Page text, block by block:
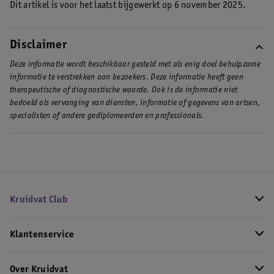
Dit artikel is voor het laatst bijgewerkt op 6 november 2025.
Disclaimer
Deze informatie wordt beschikbaar gesteld met als enig doel behulpzame
informatie te verstrekken aan bezoekers. Deze informatie heeft geen
therapeutische of diagnostische waarde. Ook is de informatie niet
bedoeld als vervanging van diensten, informatie of gegevens van artsen,
specialisten of andere gediplomeerden en professionals.
Kruidvat Club
Klantenservice
Over Kruidvat